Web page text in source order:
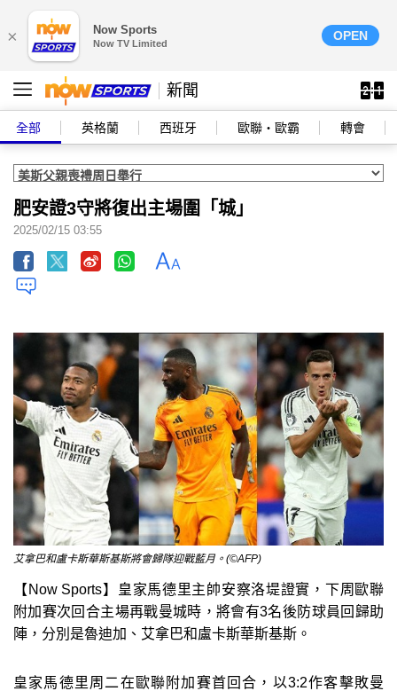
× Now Sports
Now TV Limited
OPEN
新聞
全部 英格蘭 西班牙 歐聯‧歐霸 轉會
肥安證3守將復出主場圍「城」
2025/02/15 03:55
艾拿巴和盧卡斯華斯基斯將會歸隊迎戰藍月。(©AFP)
【Now Sports】皇家馬德里主帥安察洛堤證實，下周歐聯
附加賽次回合主場再戰曼城時，將會有3名後防球員回歸助
陣，分別是魯迪加、艾拿巴和盧卡斯華斯基斯。
皇家馬德里周二在歐聯附加賽首回合，以3:2作客擊敗曼